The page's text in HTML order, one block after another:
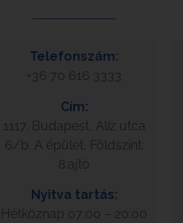
Telefonszám:
+36 70 616 3333
Cím:
1117. Budapest, Alíz utca
6/b. A épület, Földszint:
8.ajtó
Nyitva tartás:
Hétköznap 07:00 – 20:00